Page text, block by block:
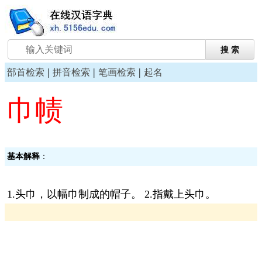
部首检索 | 拼音检索 | 笔画检索 | 起名
巾帻
基本解释 ：
1.头巾，以幅巾制成的帽子。 2.指戴上头巾。